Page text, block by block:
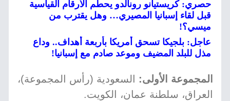
حصري: كريستيانو رونالدو يحطم الأرقام القياسية
قبل لقاء إسبانيا المصيري… وهل يقترب من
ميسي؟!
عاجل: بلجيكا تسحق أمريكا بأربعة أهداف.. وداع
مذل للبلد المضيف وموعد صادم مع إسبانيا!
المجموعة الأولى: السعودية (رأس المجموعة)،
العراق، سلطنة عمان، الكويت.